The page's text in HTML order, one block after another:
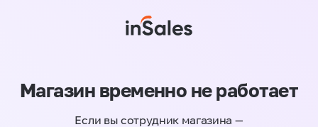
Магазин временно не работает
Если вы сотрудник магазина —